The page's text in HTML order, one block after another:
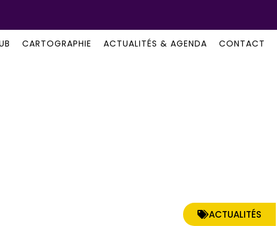
CARTOGRAPHIE ACTUALITÉS & AGENDA CONTACT
ACTUALITÉS